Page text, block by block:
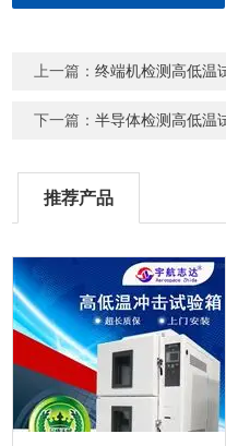
上一篇：终端机检测高低温
下一篇：半导体检测高低温
推荐产品